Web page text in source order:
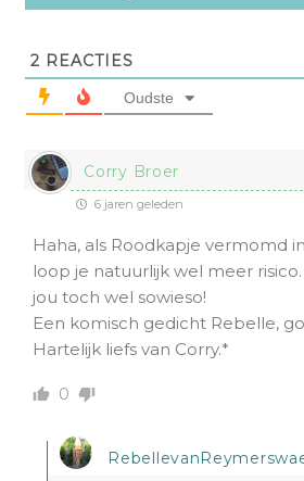
2 REACTIES
Oudste
Corry Broer
6 jaren geleden
Haha, als Roodkapje vermomd
loop je natuurlijk wel meer
jou toch wel sowieso!
Een komisch gedicht Rebelle,
Hartelijk liefs van Corry.*
0